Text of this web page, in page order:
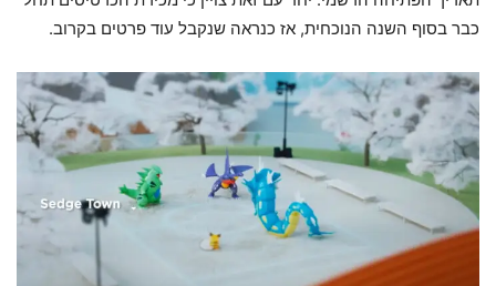
כבר בסוף השנה הנוכחית, אז כנראה שנקבל עוד פרטים בקרוב.